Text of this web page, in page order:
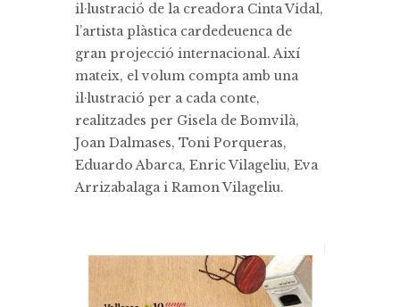
il·lustració de la creadora Cinta Vidal,
l’artista plàstica cardedeuenca de
gran projecció internacional. Així
mateix, el volum compta amb una
il·lustració per a cada conte,
realitzades per Gisela de Bomvilà,
Joan Dalmases, Toni Porqueras,
Eduardo Abarca, Enric Vilageliu, Eva
Arrizabalaga i Ramon Vilageliu.